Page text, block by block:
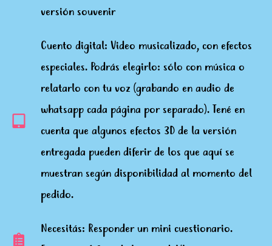
versión souvenir
Cuento digital: Video musicalizado, con efectos
especiales. Podrás elegirlo: sólo con música o
relatarlo con tu voz (grabando en audio de
whatsapp cada página por separado). Tené en
cuenta que algunos efectos 3D de la versión
entregada pueden diferir de los que aquí se
muestran según disponibilidad al momento del
pedido.
Necesitás: Responder un mini cuestionario.